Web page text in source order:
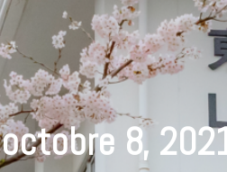
octobre 8,